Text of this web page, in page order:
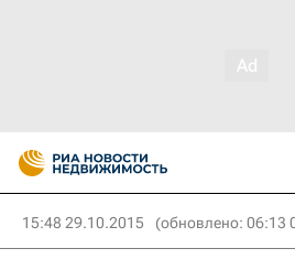
15:48 29.10.2015 (обновлено: 06:13